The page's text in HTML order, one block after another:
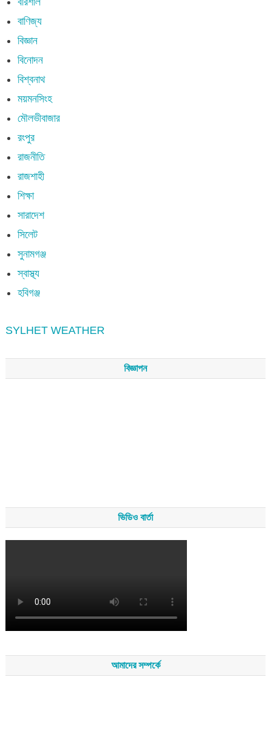
বাণিজ্য
বিজ্ঞান
বিনোদন
বিশ্বনাথ
ময়মনসিংহ
মৌলভীবাজার
রংপুর
রাজনীতি
রাজশাহী
শিক্ষা
সারাদেশ
সিলেট
সুনামগঞ্জ
স্বাস্থ্য
হবিগঞ্জ
SYLHET WEATHER
বিজ্ঞাপন
ভিডিও বার্তা
আমাদের সম্পর্কে